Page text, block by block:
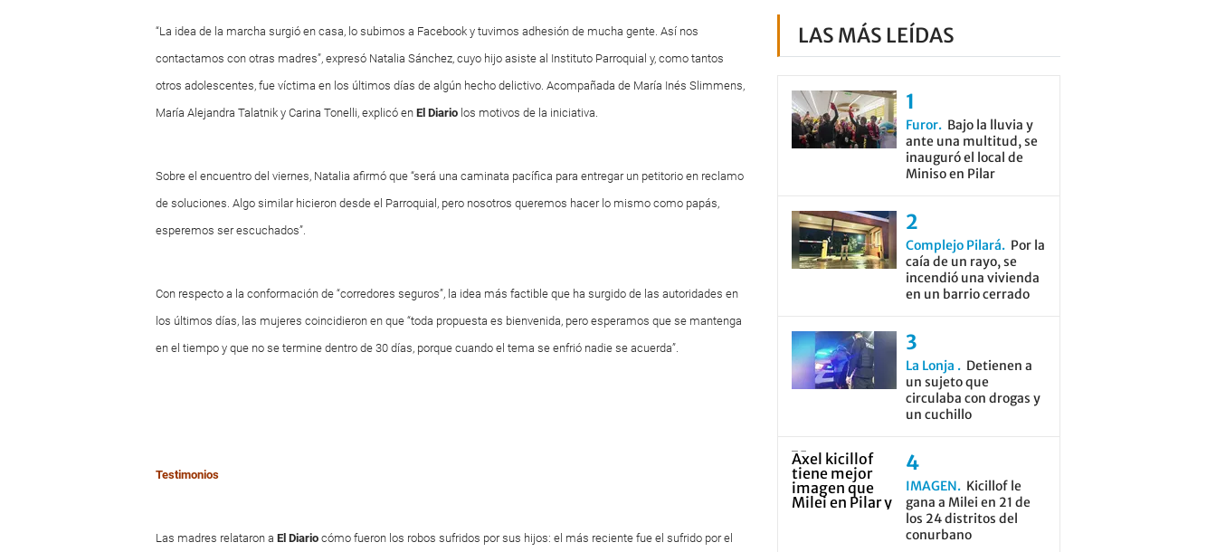
“La idea de la marcha surgió en casa, lo subimos a Facebook y tuvimos adhesión de mucha gente. Así nos
contactamos con otras madres”, expresó Natalia Sánchez, cuyo hijo asiste al Instituto Parroquial y, como tantos
otros adolescentes, fue víctima en los últimos días de algún hecho delictivo. Acompañada de María Inés Slimmens,
María Alejandra Talatnik y Carina Tonelli, explicó en El Diario los motivos de la iniciativa.
Sobre el encuentro del viernes, Natalia afirmó que “será una caminata pacífica para entregar un petitorio en reclamo
de soluciones. Algo similar hicieron desde el Parroquial, pero nosotros queremos hacer lo mismo como papás,
esperemos ser escuchados”.
Con respecto a la conformación de “corredores seguros”, la idea más factible que ha surgido de las autoridades en
los últimos días, las mujeres coincidieron en que “toda propuesta es bienvenida, pero esperamos que se mantenga
en el tiempo y que no se termine dentro de 30 días, porque cuando el tema se enfrió nadie se acuerda”.
Testimonios
Las madres relataron a El Diario cómo fueron los robos sufridos por sus hijos: el más reciente fue el sufrido por el
LAS MÁS LEÍDAS
Furor
Bajo la lluvia y
ante una multitud, se
inauguró el local de
Miniso en Pilar
Complejo Pilará
Por la
caía de un rayo, se
incendió una vivienda
en un barrio cerrado
La Lonja
Detienen a
un sujeto que
circulaba con drogas y
un cuchillo
IMAGEN
Kicillof le
gana a Milei en 21 de
los 24 distritos del
conurbano